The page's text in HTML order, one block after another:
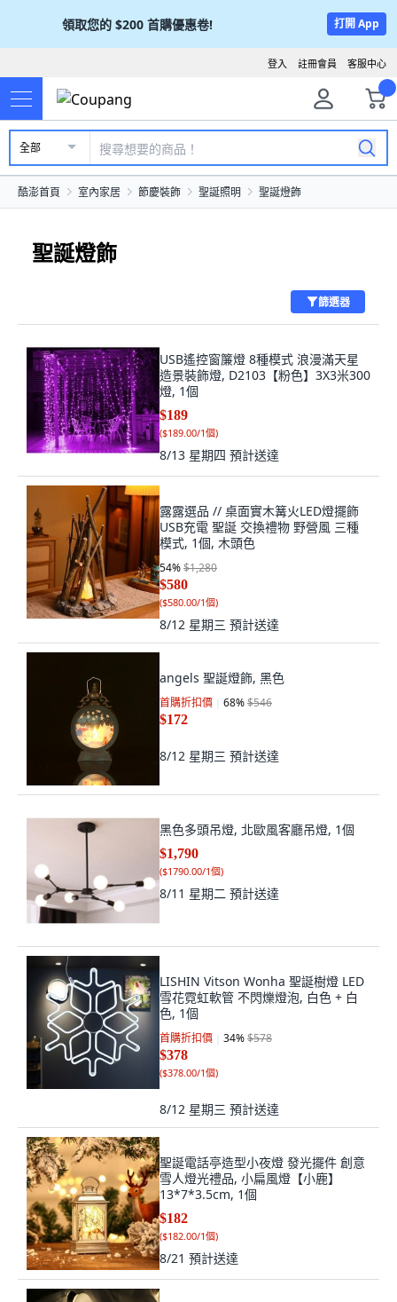
領取您的 $200 首購優惠卷! 打開 App
客服中心
註冊會員
登入
全部
酷澎首頁 室內家居 節慶裝飾 聖誕照明 聖誕燈飾
聖誕燈飾
篩選器
USB遙控窗簾燈 8種模式 浪漫滿天星
造景裝飾燈, D2103【粉色】3X3米300
燈, 1個
$189
($189.00/1個)
8/13 星期四 預計送達
露露選品 // 桌面實木篝火LED燈擺飾
USB充電 聖誕 交換禮物 野營風 三種
模式, 1個, 木頭色
54%$1,280
$580
($580.00/1個)
8/12 星期三 預計送達
angels 聖誕燈飾, 黑色
首購折扣價 68%$546
$172
8/12 星期三 預計送達
黑色多頭吊燈, 北歐風客廳吊燈, 1個
$1,790
($1790.00/1個)
8/11 星期二 預計送達
LISHIN Vitson Wonha 聖誕樹燈 LED
雪花霓虹軟管 不閃爍燈泡, 白色 + 白
色, 1個
首購折扣價 34%$578
$378
($378.00/1個)
8/12 星期三 預計送達
聖誕電話亭造型小夜燈 發光擺件 創意
雪人燈光禮品, 小扁風燈【小鹿】
13*7*3.5cm, 1個
$182
($182.00/1個)
8/21 預計送達